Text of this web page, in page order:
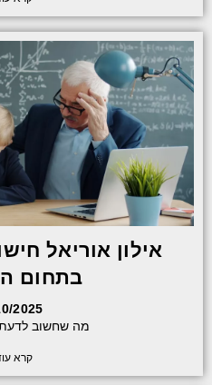
אילון אוריאל
בתחום
2025
מה שחשוב לדעת
קרא